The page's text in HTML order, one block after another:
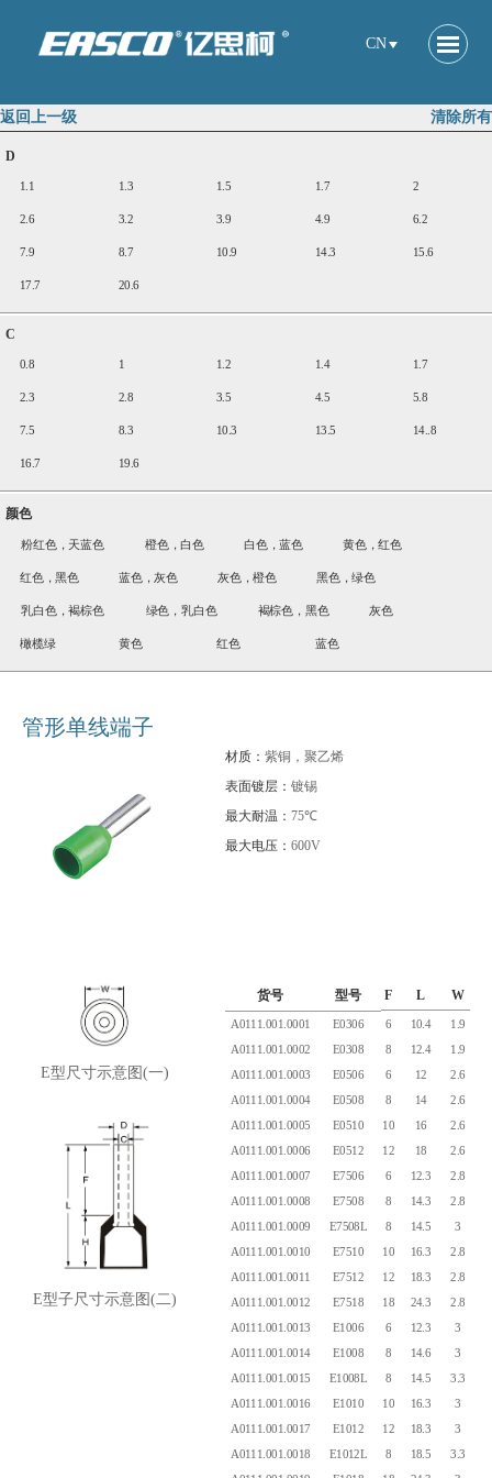
CN
清除所有
返回上一级
D
1.1 1.3 1.5 1.7 2
2.6 3.2 3.9 4.9 6.2
7.9 8.7 10.9 14.3 15.6
17.7 20.6
C
0.8 1 1.2 1.4 1.7
2.3 2.8 3.5 4.5 5.8
7.5 8.3 10.3 13.5 14..8
16.7 19.6
颜色
粉红色，天蓝色 橙色，白色 白色，蓝色 黄色，红色
红色，黑色 蓝色，灰色 灰色，橙色 黑色，绿色
乳白色，褐棕色 绿色，乳白色 褐棕色，黑色 灰色
橄榄绿 黄色 红色 蓝色
管形单线端子
材质： 紫铜，聚乙烯
表面镀层： 镀锡
最大耐温： 75℃
最大电压： 600V
E型尺寸示意图(一)
E型子尺寸示意图(二)
货号 型号 F L W
A0111.001.0001 E0306 6 10.4 1.9
A0111.001.0002
E0308 8 12.4 1.9
A0111.001.0003
E0506 6 12 2.6
A0111.001.0004
E0508 8 14 2.6
A0111.001.0005
E0510 10 16 2.6
A0111.001.0006
E0512 12 18 2.6
A0111.001.0007
E7506 6 12.3 2.8
A0111.001.0008
E7508 8 14.3 2.8
A0111.001.0009
E7508L 8 14.5 3
A0111.001.0010
E7510 10 16.3 2.8
A0111.001.0011
E7512 12 18.3 2.8
A0111.001.0012
E7518 18 24.3 2.8
A0111.001.0013
E1006 6 12.3 3
A0111.001.0014
E1008 8 14.6 3
A0111.001.0015
E1008L 8 14.5 3.3
A0111.001.0016
E1010 10 16.3 3
A0111.001.0017
E1012 12 18.3 3
A0111.001.0018
E1012L 8 18.5 3.3